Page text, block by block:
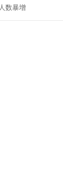
数暴增